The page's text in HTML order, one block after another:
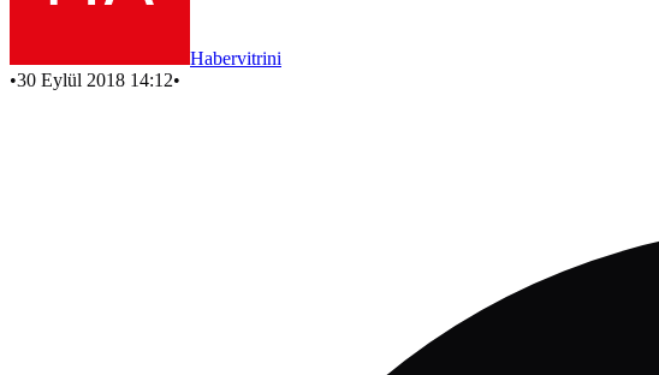
Habervitrini
•30 Eylül 2018 14:12•